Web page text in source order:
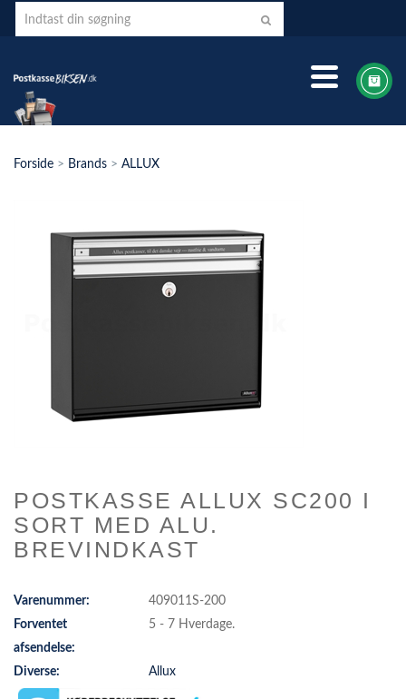
Forside > Brands > ALLUX
POSTKASSE ALLUX SC200 I
SORT MED ALU.
BREVINDKAST
Varenummer:
409011S-200
Forventet
afsendelse:
5 - 7 Hverdage.
Diverse: Allux